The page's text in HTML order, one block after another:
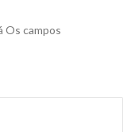
Os campos